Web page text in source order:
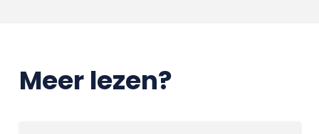
Meer lezen?